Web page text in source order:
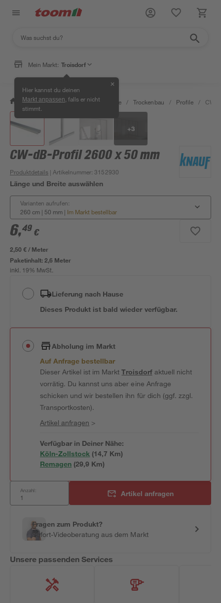
Mein Markt: Troisdorf
Hier kannst du deinen
Markt anpassen , falls er nicht
stimmt.
✕
/ Bauen & Renovieren / Baustoffe / Trockenbau / Profile / CW-
+3
CW-dB-Profil 2600 x 50 mm
Produktdetails | Artikelnummer:3152930
Länge und Breite auswählen
Varianten aufrufen:
260 cm | 50 mm | Im Markt bestellbar
6,49 €
2,50 € / Meter
Paketinhalt:2,6 Meter
inkl. 19% MwSt.
Lieferung nach Hause
Dieses Produkt ist bald wieder verfügbar.
Abholung im Markt
Auf Anfrage bestellbar
Dieser Artikel ist im MarktTroisdorfaktuell nicht
vorrätig. Du kannst uns aber eine Anfrage
schicken und wir bestellen ihn für dich (ggf. zzgl.
Transportkosten).
Artikel anfragen >
Verfügbar in Deiner Nähe:
Köln-Zollstock (14,7 Km)
Remagen (29,9 Km)
Anzahl: Artikel anfragen
Fragen zum Produkt?
Sofort-Videoberatung aus dem Markt
Unsere passenden Services